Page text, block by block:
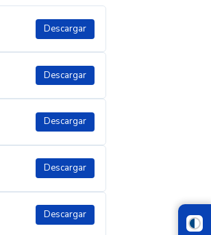
Descargar
Descargar
Descargar
Descargar
Descargar